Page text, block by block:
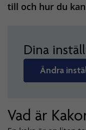
till och hur du
Dina
Ändra
Vad är